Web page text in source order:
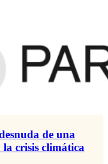
de una
crisis climática